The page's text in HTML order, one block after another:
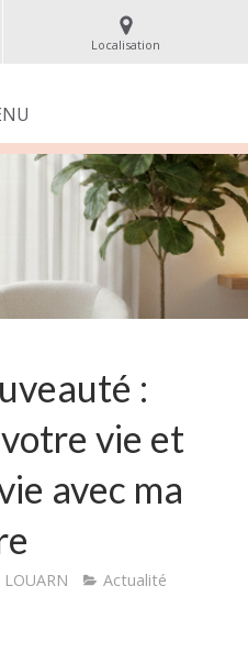
Localisation
:
vie et
avec ma
Actualité